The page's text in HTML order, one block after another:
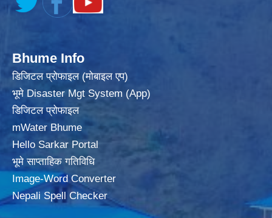
Bhume Info
डिजिटल प्रोफाइल (मोबाइल एप)
भूमे Disaster Mgt System (App)
डिजिटल प्रोफाइल
mWater Bhume
Hello Sarkar Portal
भूमे साप्ताहिक गतिविधि
Image-Word Converter
Nepali Spell Checker